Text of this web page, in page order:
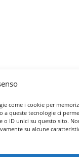
come i cookie per
a queste tecnologie ci
o ID unici su questo sito.
su alcune